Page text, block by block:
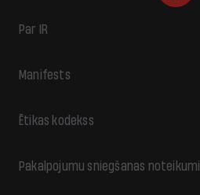
Par IR
Manifests
Ētikas kodekss
Pakalpojumu sniegšanas noteikumi